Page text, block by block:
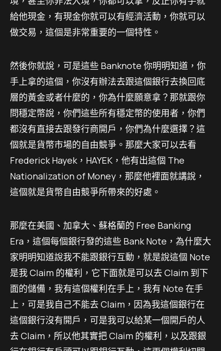
給他現金，有現金你就可以有經濟活動，你就可以
做交易，這個是非常重要的一個特性。
然後你就說，可是這些 Banknote 你明明知道，你
手上拿的這個，你沒有辦法去跟這個銀行去換回底
層的黃金或者什麼的，你為什麼願意拿？那就跟你
問穩定幣說，你們這些所有穩定幣的使用者，你們
都沒有直接去跟發行商開戶，你們為什麼選擇？這
個就是貨幣市場的自由競爭。那麼大家可以去看
Frederick Hayek，HAYEK，他有出這個 The
Nationalization of Money，那麼他裡面就講說，
這個就是貨幣自由競爭所帶來的好處。
那麼在美國、加拿大、蘇格蘭的 Free Banking
Era，這個每個銀行發的這些 Bank Note，為什麼大
家明明知道說我不能跟銀行互動，就是說這個 Note
是我 Claim 的權利，它下面就是可以去 Claim 到下
面的儲備，我有這個權利在手上，我有 Note 在手
上，可是我自己不能去 Claim，因為我這個銀行在
這個銀行沒有開戶，可是我可以給某一個開戶的人
去 Claim，所以他其實把 Claim 的權利，以及跟銀